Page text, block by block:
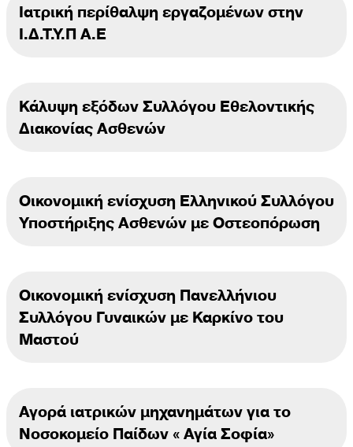
Ιατρική περίθαλψη εργαζομένων στην
Ι.Δ.Τ.Υ.Π Α.Ε
Κάλυψη εξόδων Συλλόγου Εθελοντικής
Διακονίας Ασθενών
Οικονομική ενίσχυση Ελληνικού Συλλόγου
Υποστήριξης Ασθενών με Οστεοπόρωση
Οικονομική ενίσχυση Πανελλήνιου
Συλλόγου Γυναικών με Καρκίνο του
Μαστού
Αγορά ιατρικών μηχανημάτων για το
Νοσοκομείο Παίδων « Αγία Σοφία»